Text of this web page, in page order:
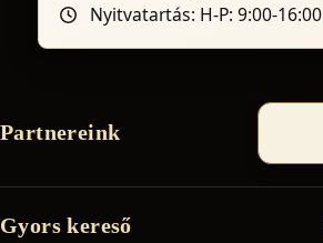
Nyitvatartás: H-P: 9:00-16:00
Partnereink
Gyors kereső